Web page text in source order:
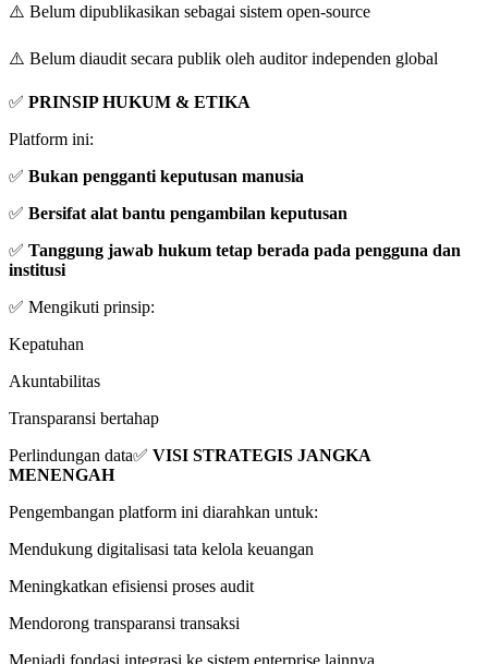
⚠️ Belum dipublikasikan sebagai sistem open-source
⚠️ Belum diaudit secara publik oleh auditor independen global
✅ PRINSIP HUKUM & ETIKA
Platform ini:
✅ Bukan pengganti keputusan manusia
✅ Bersifat alat bantu pengambilan keputusan
✅ Tanggung jawab hukum tetap berada pada pengguna dan
institusi
✅ Mengikuti prinsip:
Kepatuhan
Akuntabilitas
Transparansi bertahap
Perlindungan data✅ VISI STRATEGIS JANGKA
MENENGAH
Pengembangan platform ini diarahkan untuk:
Mendukung digitalisasi tata kelola keuangan
Meningkatkan efisiensi proses audit
Mendorong transparansi transaksi
Menjadi fondasi integrasi ke sistem enterprise lainnya